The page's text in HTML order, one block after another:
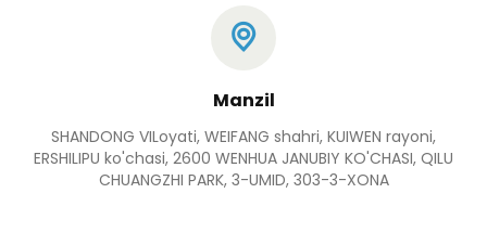
Manzil
SHANDONG VILoyati, WEIFANG shahri, KUIWEN rayoni,
ERSHILIPU ko'chasi, 2600 WENHUA JANUBIY KO'CHASI, QILU
CHUANGZHI PARK, 3-UMID, 303-3-XONA